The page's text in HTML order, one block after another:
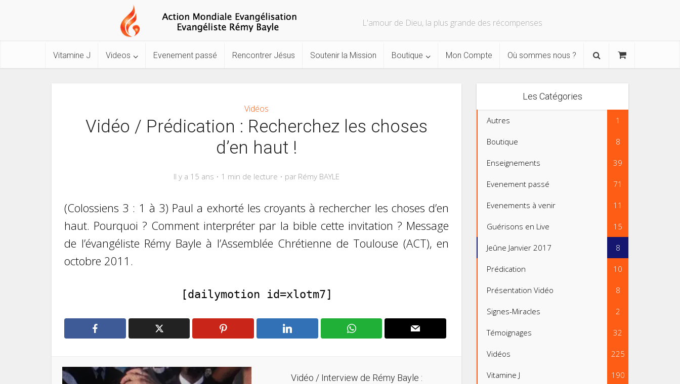
L'amour de Dieu, la plus grande des récompenses
Vitamine J Videos Evenement passé Rencontrer Jésus Soutenir la Mission Boutique Mon Compte Où sommes nous ?
Vidéos
Vidéo / Prédication : Recherchez les choses
d’en haut !
Il y a 15 ans 1 min de lecture par Rémy BAYLE
(Colossiens 3 : 1 à 3) Paul a exhorté les croyants à rechercher les choses d’en
haut. Pourquoi ? Comment interpréter par la bible cette invitation ? Message
de l’évangéliste Rémy Bayle à l’Assemblée Chrétienne de Toulouse (ACT), en
octobre 2011.
[dailymotion id=xlotm7]
Vidéo / Interview de Rémy Bayle :
Les Catégories
Autres 1
Boutique 8
Enseignements 39
Evenement passé 71
Evenements à venir 11
Guérisons en Live 15
Jeûne Janvier 2017 8
Prédication 10
Présentation Vidéo 8
Signes-Miracles 2
Témoignages 32
Vidéos 225
Vitamine J 190